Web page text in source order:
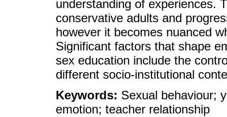
understanding of experiences.
conservative adults and
however it becomes nuanced
Significant factors that shape
sex education include the
different socio-institutional
Keywords: Sexual behaviour;
emotion; teacher relationship